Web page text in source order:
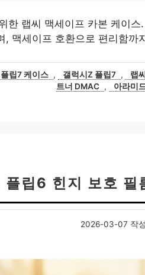
한 랩씨 맥세이프 카본 케이
, 맥세이프 호환으로 편리함까
립7 케이스 , 갤럭시Z 플립7 , 랩
트너 DMAC , 아라미
플립6 힌지 보호 필
2026-03-07 작